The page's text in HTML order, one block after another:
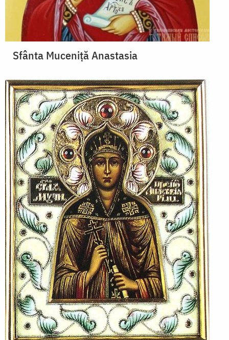
Sfânta Muceniță Anastasia